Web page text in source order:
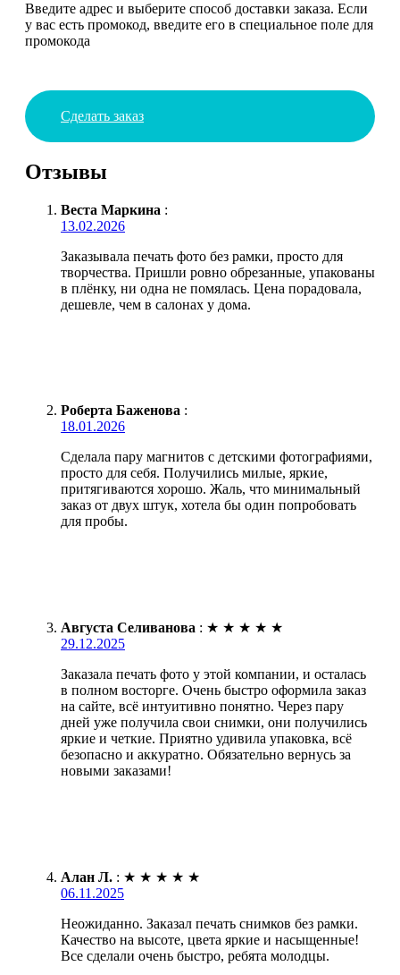
Введите адрес и выберите способ доставки заказа. Если
у вас есть промокод, введите его в специальное поле для
промокода
Сделать заказ
Отзывы
Веста Маркина :
13.02.2026
Заказывала печать фото без рамки, просто для
творчества. Пришли ровно обрезанные, упакованы
в плёнку, ни одна не помялась. Цена порадовала,
дешевле, чем в салонах у дома.
Роберта Баженова :
18.01.2026
Сделала пару магнитов с детскими фотографиями,
просто для себя. Получились милые, яркие,
притягиваются хорошо. Жаль, что минимальный
заказ от двух штук, хотела бы один попробовать
для пробы.
Августа Селиванова : ★ ★ ★ ★ ★
29.12.2025
Заказала печать фото у этой компании, и осталась
в полном восторге. Очень быстро оформила заказ
на сайте, всё интуитивно понятно. Через пару
дней уже получила свои снимки, они получились
яркие и четкие. Приятно удивила упаковка, всё
безопасно и аккуратно. Обязательно вернусь за
новыми заказами!
Алан Л. : ★ ★ ★ ★ ★
06.11.2025
Неожиданно. Заказал печать снимков без рамки.
Качество на высоте, цвета яркие и насыщенные!
Все сделали очень быстро, ребята молодцы.